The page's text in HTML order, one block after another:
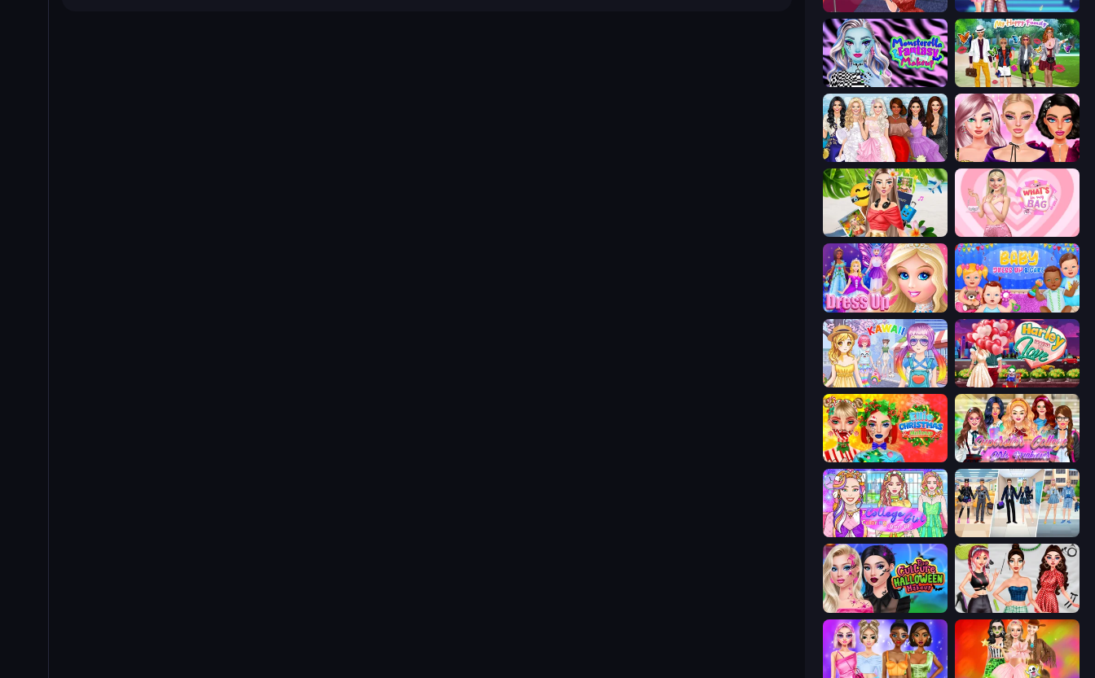
Fashion Holic BFFs K-Pop Fangirls
Monsterella Fantasy Makeup Superstar Family Dress Up
Model Dress Up Girl New Year Makeup Trends
Travel with Me: ASMR Edition What's In My Bag
Princess Dress Up Baby Dress Up
Anime Kawaii Dress Up Harley Learns To Love
Ellie Christmas Makeup Superstar College Girls Makeover
College Girl Coloring Dress Up College Girl & Boy Makeover
Pop Culture Halloween Makeup Brat Girl Summer